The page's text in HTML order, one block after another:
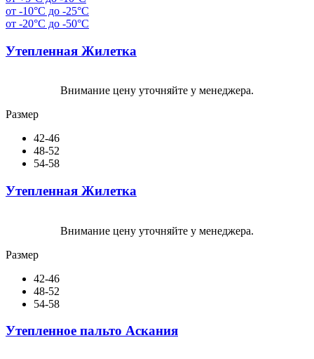
от -10°C до -25°C
от -20°C до -50°C
Утепленная Жилетка
Внимание цену уточняйте у менеджера.
Размер
42-46
48-52
54-58
Утепленная Жилетка
Внимание цену уточняйте у менеджера.
Размер
42-46
48-52
54-58
Утепленное пальто Аскания